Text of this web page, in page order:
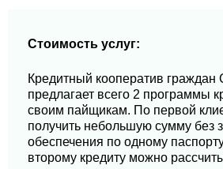
Стоимость услуг:
Кредитный кооператив
предлагает всего 2 программы
своим пайщикам. По первой
получить небольшую сумму без
обеспечения по одному
второму кредиту можно